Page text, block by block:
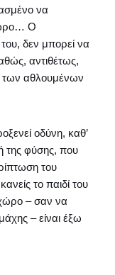
να
Ο
δεν μπορεί να
αντιθέτως,
των αθλουμένων
οδύνη, καθ’
της φύσης, που
του
το παιδί του
– σαν να
– είναι έξω